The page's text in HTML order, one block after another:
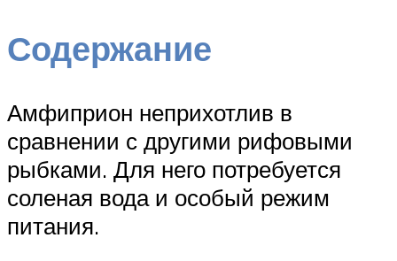
Содержание
Амфиприон неприхотлив в
сравнении с другими рифовыми
рыбками. Для него потребуется
соленая вода и особый режим
питания.